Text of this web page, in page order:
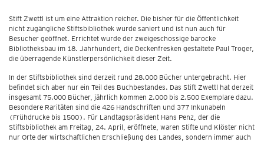
Stift Zwettl ist um eine Attraktion reicher. Die bisher für die Öffentlichkeit
nicht zugängliche Stiftsbibliothek wurde saniert und ist nun auch für
Besucher geöffnet. Errichtet wurde der zweigeschossige barocke
Bibliotheksbau im 18. Jahrhundert, die Deckenfresken gestaltete Paul Troger,
die überragende Künstlerpersönlichkeit dieser Zeit.
In der Stiftsbibliothek sind derzeit rund 28.000 Bücher untergebracht. Hier
befindet sich aber nur ein Teil des Buchbestandes. Das Stift Zwettl hat derzeit
insgesamt 75.000 Bücher, jährlich kommen 2.000 bis 2.500 Exemplare dazu.
Besondere Raritäten sind die 426 Handschriften und 377 Inkunabeln
(Frühdrucke bis 1500). Für Landtagspräsident Hans Penz, der die
Stiftsbibliothek am Freitag, 24. April, eröffnete, waren Stifte und Klöster nicht
nur Orte der wirtschaftlichen Erschließung des Landes, sondern immer auch